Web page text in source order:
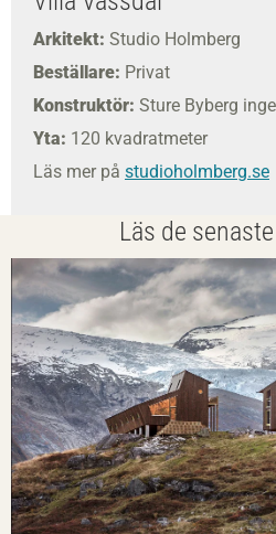
Arkitekt: Studio Holmberg
Beställare: Privat
Konstruktör: Sture Byberg
Yta: 120 kvadratmeter
Läs mer på studioholmberg.se
Läs de